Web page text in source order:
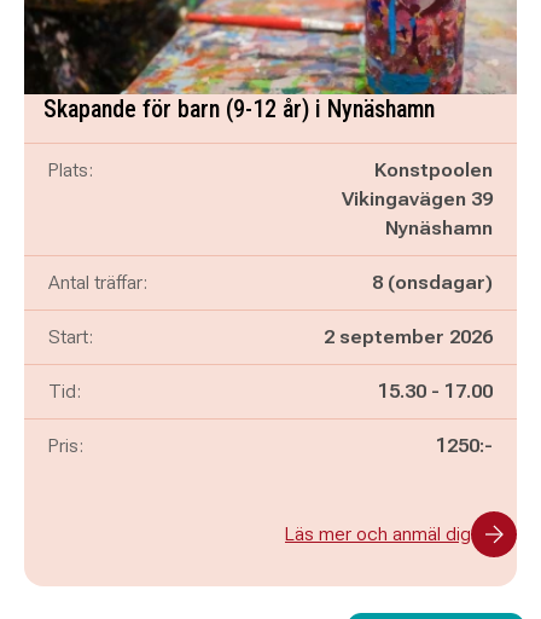
Skapande för barn (9-12 år) i Nynäshamn
Plats:
Konstpoolen
Vikingavägen 39
Nynäshamn
Antal träffar: 8 (onsdagar)
Start: 2 september 2026
Tid: Pågår mellan
15.30 - och
17.00
Pris: 1250:-
Läs mer och anmäl dig